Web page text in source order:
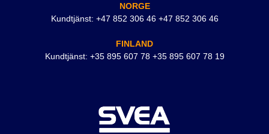
NORGE
Kundtjänst: +47 852 306 46 +47 852 306 46
FINLAND
Kundtjänst: +35 895 607 78 +35 895 607 78 19